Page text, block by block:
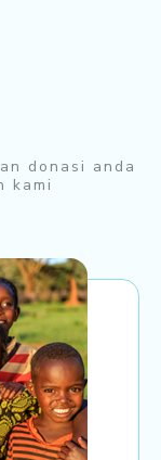
donasi anda
kami